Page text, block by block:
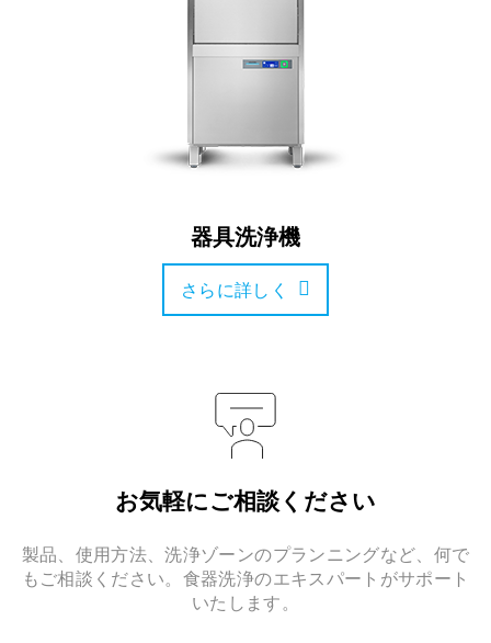
器具洗浄機
さらに詳しく
お気軽にご相談ください
製品、使用方法、洗浄ゾーンのプランニングなど、何で
もご相談ください。食器洗浄のエキスパートがサポート
いたします。